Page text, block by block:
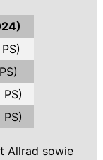
Allrad sowie